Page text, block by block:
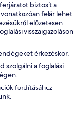
biztosít a
felár lehet
előzetesen
visszaigazoláson
érkezéskor.
szolgálni a foglalási
fordításához